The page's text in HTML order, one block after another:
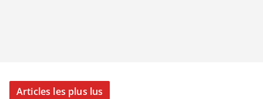
Articles les plus lus